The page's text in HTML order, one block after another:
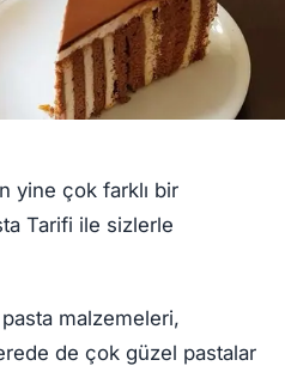
yine çok farklı bir
Tarifi ile sizlerle
malzemeleri,
de çok güzel pastalar